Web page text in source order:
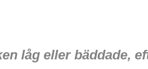
låg eller bäddade,